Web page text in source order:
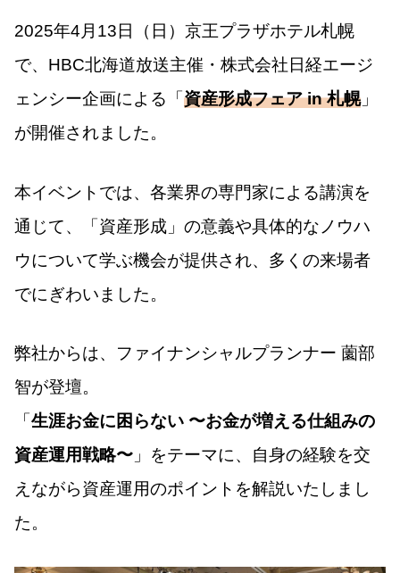
2025年4月13日（日）京王プラザホテル札幌
で、HBC北海道放送主催・株式会社日経エージ
ェンシー企画による「 資産形成フェア in 札幌」
が開催されました。
本イベントでは、各業界の専門家による講演を
通じて、「資産形成」の意義や具体的なノウハ
ウについて学ぶ機会が提供され、多くの来場者
でにぎわいました。
弊社からは、ファイナンシャルプランナー 薗部
智が登壇。
「 生涯お金に困らない 〜お金が増える仕組みの
資産運用戦略〜 」をテーマに、自身の経験を交
えながら資産運用のポイントを解説いたしまし
た。